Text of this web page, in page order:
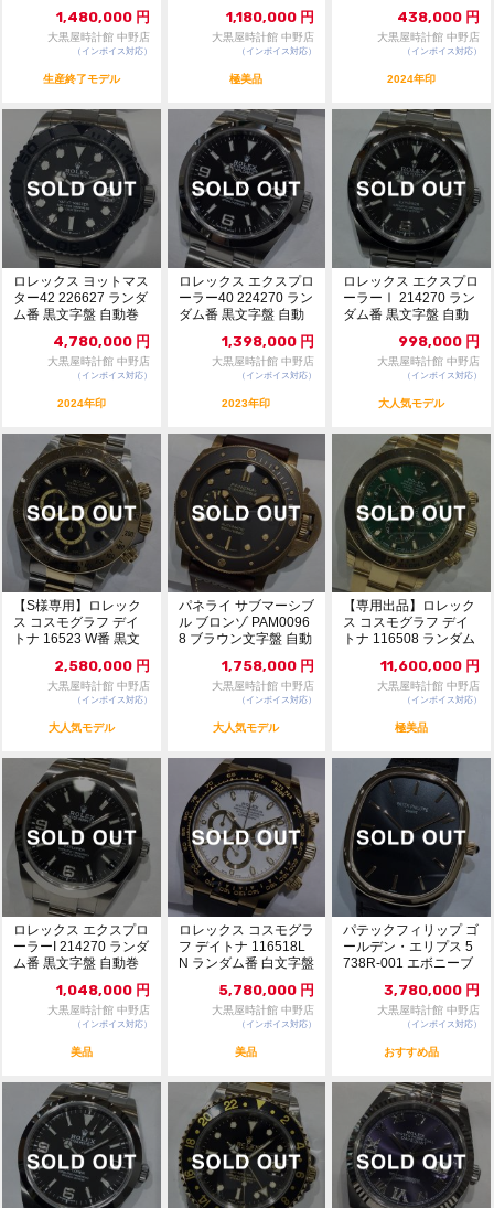
1,480,000 円
大黒屋時計館 中野店
（インボイス対応）
生産終了モデル
1,180,000 円
大黒屋時計館 中野店
（インボイス対応）
極美品
438,000 円
大黒屋時計館 中野店
（インボイス対応）
2024年印
ロレックス ヨットマス
ター42 226627 ランダ
ム番 黒文字盤 自動巻
4,780,000 円
大黒屋時計館 中野店
（インボイス対応）
2024年印
ロレックス エクスプロ
ーラー40 224270 ラン
ダム番 黒文字盤 自動
1,398,000 円
大黒屋時計館 中野店
（インボイス対応）
2023年印
ロレックス エクスプロ
ーラーⅠ 214270 ラン
ダム番 黒文字盤 自動
998,000 円
大黒屋時計館 中野店
（インボイス対応）
大人気モデル
【S様専用】ロレック
ス コスモグラフ デイ
トナ 16523 W番 黒文
2,580,000 円
大黒屋時計館 中野店
（インボイス対応）
大人気モデル
パネライ サブマーシブ
ル ブロンゾ PAM0096
8 ブラウン文字盤 自動
1,758,000 円
大黒屋時計館 中野店
（インボイス対応）
大人気モデル
【専用出品】ロレック
ス コスモグラフ デイ
トナ 116508 ランダム
11,600,000 円
大黒屋時計館 中野店
（インボイス対応）
極美品
ロレックス エクスプロ
ーラーI 214270 ランダ
ム番 黒文字盤 自動巻
1,048,000 円
大黒屋時計館 中野店
（インボイス対応）
美品
ロレックス コスモグラ
フ デイトナ 116518L
N ランダム番 白文字盤
5,780,000 円
大黒屋時計館 中野店
（インボイス対応）
美品
パテックフィリップ ゴ
ールデン・エリプス 5
738R-001 エボニーブ
3,780,000 円
大黒屋時計館 中野店
（インボイス対応）
おすすめ品